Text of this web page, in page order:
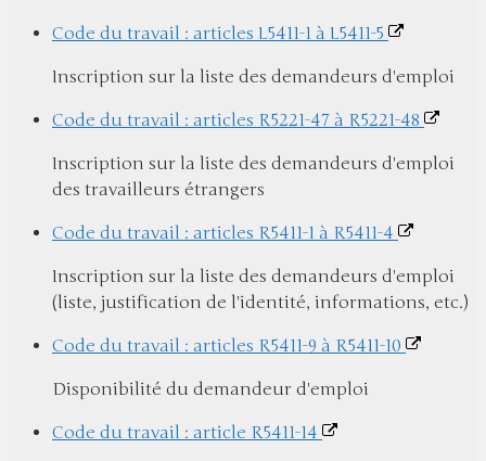
Code du travail : articles L5411-1 à L5411-5
Inscription sur la liste des demandeurs d'emploi
Code du travail : articles R5221-47 à R5221-48
Inscription sur la liste des demandeurs d'emploi
des travailleurs étrangers
Code du travail : articles R5411-1 à R5411-4
Inscription sur la liste des demandeurs d'emploi
(liste, justification de l'identité, informations, etc.)
Code du travail : articles R5411-9 à R5411-10
Disponibilité du demandeur d'emploi
Code du travail : article R5411-14